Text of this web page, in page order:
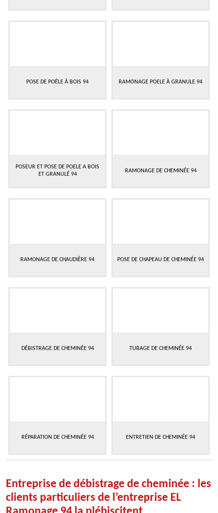
POSE DE POÊLE À BOIS 94 RAMONAGE POELE À GRANULE 94
POSEUR ET POSE DE POELE A BOIS
ET GRANULÉ 94
RAMONAGE DE CHEMINÉE 94
RAMONAGE DE CHAUDIÈRE 94 POSE DE CHAPEAU DE CHEMINÉE 94
DÉBISTRAGE DE CHEMINÉE 94 TUBAGE DE CHEMINÉE 94
RÉPARATION DE CHEMINÉE 94 ENTRETIEN DE CHEMINÉE 94
Entreprise de débistrage de cheminée : les
clients particuliers de l’entreprise EL